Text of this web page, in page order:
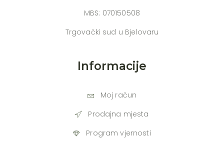
MBS: 070150508
Trgovački sud u Bjelovaru
Informacije
Moj račun
Prodajna mjesta
Program vjernosti